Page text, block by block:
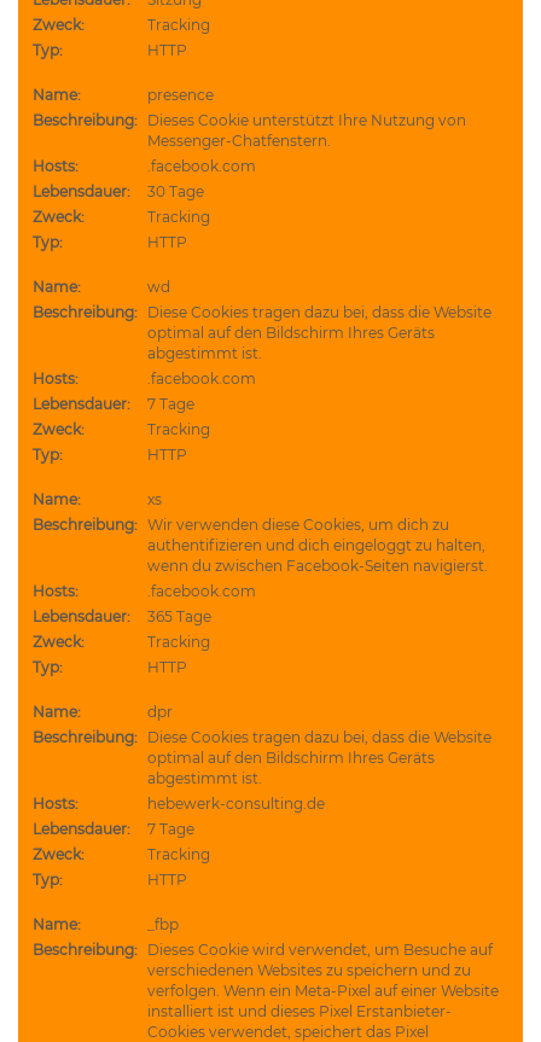
Zweck:
Tracking
Typ:
HTTP
Name:
presence
Beschreibung: Dieses Cookie unterstützt Ihre Nutzung von
Messenger-Chatfenstern.
Hosts:
.facebook.com
Lebensdauer:
30 Tage
Zweck:
Tracking
Typ:
HTTP
Name:
wd
Beschreibung: Diese Cookies tragen dazu bei, dass die Website
optimal auf den Bildschirm Ihres Geräts
abgestimmt ist.
Hosts:
.facebook.com
Lebensdauer:
7 Tage
Zweck:
Tracking
Typ:
HTTP
Name:
xs
Beschreibung: Wir verwenden diese Cookies, um dich zu
authentifizieren und dich eingeloggt zu halten,
wenn du zwischen Facebook-Seiten navigierst.
Hosts:
.facebook.com
Lebensdauer:
365 Tage
Zweck:
Tracking
Typ:
HTTP
Name:
dpr
Beschreibung: Diese Cookies tragen dazu bei, dass die Website
optimal auf den Bildschirm Ihres Geräts
abgestimmt ist.
Hosts:
hebewerk-consulting.de
Lebensdauer:
7 Tage
Zweck:
Tracking
Typ:
HTTP
Name:
_fbp
Beschreibung: Dieses Cookie wird verwendet, um Besuche auf
verschiedenen Websites zu speichern und zu
verfolgen. Wenn ein Meta-Pixel auf einer Website
installiert ist und dieses Pixel Erstanbieter-
Cookies verwendet, speichert das Pixel